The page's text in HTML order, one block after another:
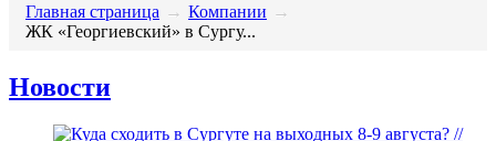
Главная страница → Компании →
​ЖК «Георгиевский» в Сургу...
Новости